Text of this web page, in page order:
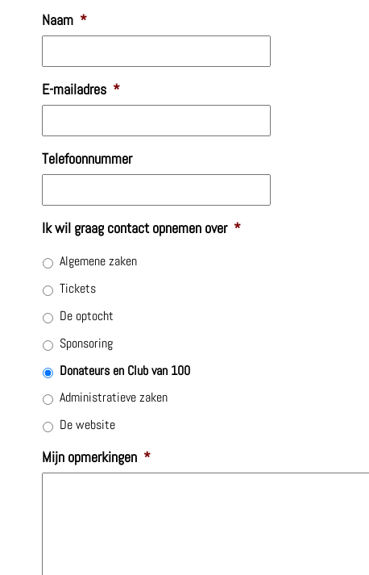
Naam *
E-mailadres *
Telefoonnummer
Ik wil graag contact opnemen over *
Algemene zaken
Tickets
De optocht
Sponsoring
Donateurs en Club van 100
Administratieve zaken
De website
Mijn opmerkingen *